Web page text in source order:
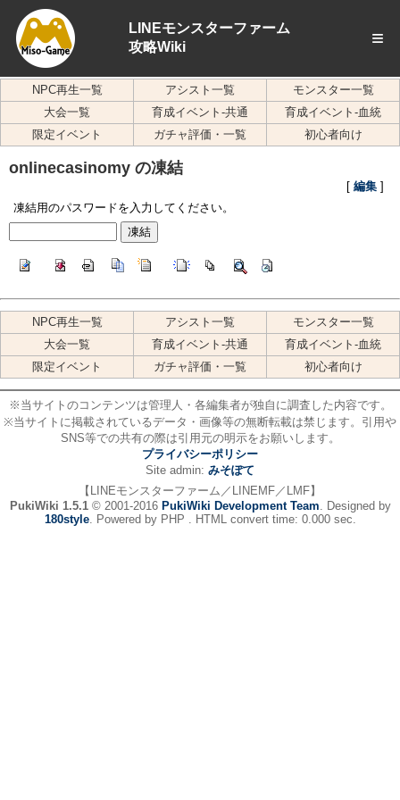
LINEモンスターファーム
攻略Wiki
≡
NPC再生一覧 アシスト一覧
モンスター一覧
大会一覧
育成イベント-共通
育成イベント-血統
限定イベント
ガチャ評価・一覧 初心者向け
onlinecasinomy の凍結
[ 編集 ]
凍結用のパスワードを入力してください。
NPC再生一覧 アシスト一覧
モンスター一覧
大会一覧
育成イベント-共通
育成イベント-血統
限定イベント
ガチャ評価・一覧 初心者向け
※当サイトのコンテンツは管理人・各編集者が独自に調査した内容です。
※当サイトに掲載されているデータ・画像等の無断転載は禁じます。引用や
SNS等での共有の際は引用元の明示をお願いします。
プライバシーポリシー
Site admin: みそぽて
【LINEモンスターファーム／LINEMF／LMF】
PukiWiki 1.5.1© 2001-2016 PukiWiki Development Team . Designed by
180style. Powered by PHP . HTML convert time: 0.000 sec.